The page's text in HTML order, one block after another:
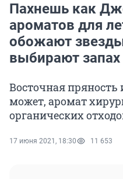
Пахнешь как
ароматов для
обожают
выбирают
Восточная
может, аромат
органических
17 июня 2021, 18:30 11 653